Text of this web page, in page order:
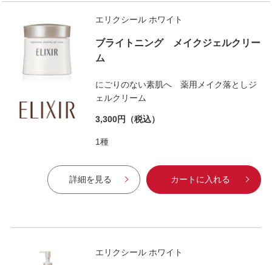
エリクシール ホワイト
ブライトニング メイクジェルクリー
ム
にごりのない素肌へ 薬用メイク落としジ
ェルクリーム
3,300円 （税込）
1種
詳細を見る カートに入れる
エリクシール ホワイト